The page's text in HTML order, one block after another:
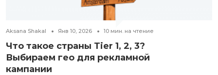
Aksana Shakal Янв 10, 2026 10 мин. на чтение
Что такое страны Tier 1, 2, 3?
Выбираем гео для рекламной
кампании